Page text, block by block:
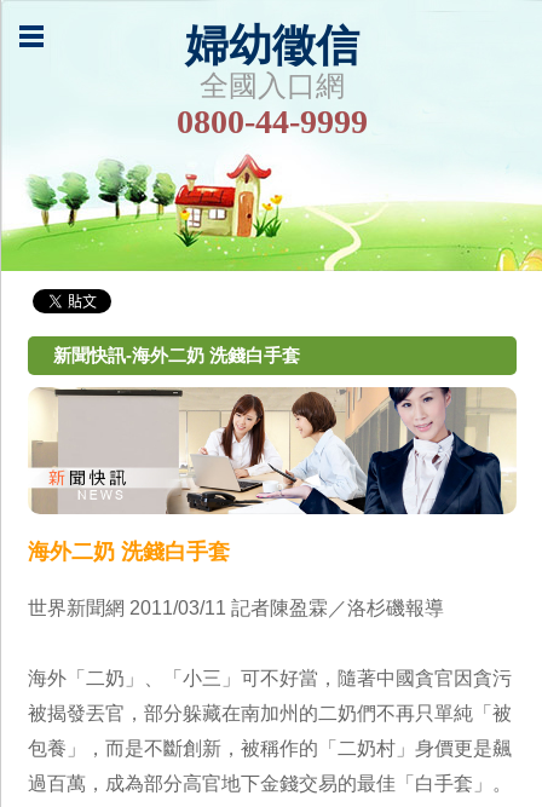
婦幼徵信
全國入口網
0800-44-9999
新聞快訊-海外二奶 洗錢白手套
海外二奶 洗錢白手套
世界新聞網 2011/03/11 記者陳盈霖／洛杉磯報導
海外「二奶」、「小三」可不好當，隨著中國貪官因貪污
被揭發丟官，部分躲藏在南加州的二奶們不再只單純「被
包養」，而是不斷創新，被稱作的「二奶村」身價更是飆
過百萬，成為部分高官地下金錢交易的最佳「白手套」。